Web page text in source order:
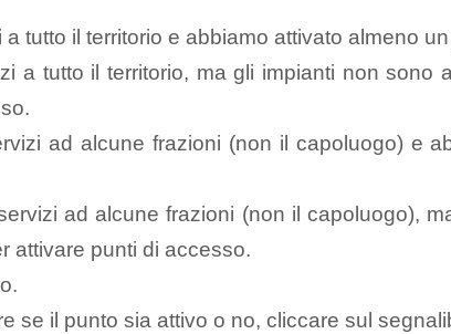
tutto il territorio e abbiamo attivato almeno
a tutto il territorio, ma gli impianti non sono
ad alcune frazioni (non il capoluogo) e
ad alcune frazioni (non il capoluogo),
attivare punti di accesso.
se il punto sia attivo o no, cliccare sul